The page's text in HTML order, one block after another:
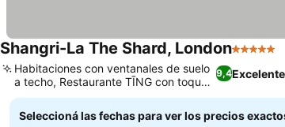
Shangri-La The Shard, London5 Estrellas
9,4Excelente
Habitaciones con ventanales de suelo
a techo, Restaurante TĪNG con toque
asiático
Seleccioná las fechas para ver los precios